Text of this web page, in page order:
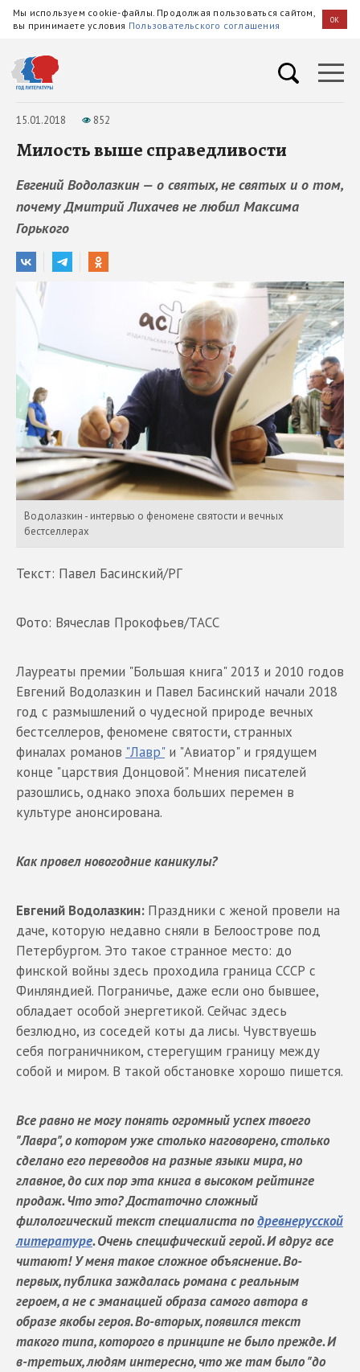
Мы используем cookie-файлы. Продолжая пользоваться сайтом,
вы принимаете условия Пользовательского соглашения OK
15.01.2018 852
Милость выше справедливости
Евгений Водолазкин — о святых, не святых и о том,
почему Дмитрий Лихачев не любил Максима
Горького
Водолазкин - интервью о феномене святости и вечных
бестселлерах
Текст: Павел Басинский/РГ
Фото: Вячеслав Прокофьев/ТАСС
Лауреаты премии "Большая книга" 2013 и 2010 годов
Евгений Водолазкин и Павел Басинский начали 2018
год с размышлений о чудесной природе вечных
бестселлеров, феномене святости, странных
финалах романов "Лавр"и "Авиатор" и грядущем
конце "царствия Донцовой". Мнения писателей
разошлись, однако эпоха больших перемен в
культуре анонсирована.
Как провел новогодние каникулы?
Евгений Водолазкин: Праздники с женой провели на
даче, которую недавно сняли в Белоострове под
Петербургом. Это такое странное место: до
финской войны здесь проходила граница СССР с
Финляндией. Пограничье, даже если оно бывшее,
обладает особой энергетикой. Сейчас здесь
безлюдно, из соседей коты да лисы. Чувствуешь
себя пограничником, стерегущим границу между
собой и миром. В такой обстановке хорошо пишется.
Все равно не могу понять огромный успех твоего
"Лавра", о котором уже столько наговорено, столько
сделано его переводов на разные языки мира, но
главное, до сих пор эта книга в высоком рейтинге
продаж. Что это? Достаточно сложный
филологический текст специалиста подревнерусской
литературе. Очень специфический герой. И вдруг все
читают! У меня такое сложное объяснение. Во-
первых, публика заждалась романа с реальным
героем, а не с эманацией образа самого автора в
образе якобы героя. Во-вторых, появился текст
такого типа, которого в принципе не было прежде. И
в-третьих, людям интересно, что же там было "до